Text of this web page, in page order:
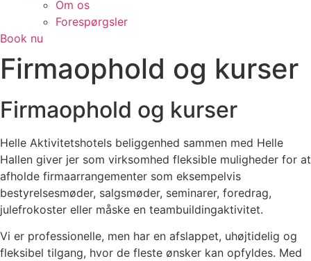
Om os
Forespørgsler
Book nu
Firmaophold og kurser
Firmaophold og kurser
Helle Aktivitetshotels beliggenhed sammen med Helle
Hallen giver jer som virksomhed fleksible muligheder for at
afholde firmaarrangementer som eksempelvis
bestyrelsesmøder, salgsmøder, seminarer, foredrag,
julefrokoster eller måske en teambuildingaktivitet.
Vi er professionelle, men har en afslappet, uhøjtidelig og
fleksibel tilgang, hvor de fleste ønsker kan opfyldes. Med